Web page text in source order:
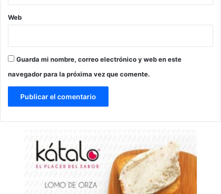
Web
Guarda mi nombre, correo electrónico y web en este
navegador para la próxima vez que comente.